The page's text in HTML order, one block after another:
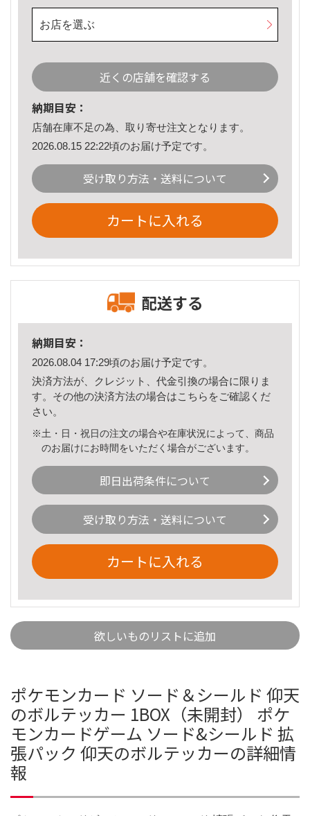
お店を選ぶ
近くの店舗を確認する
納期目安：
店舗在庫不足の為、取り寄せ注文となります。
2026.08.15 22:22頃のお届け予定です。
受け取り方法・送料について
カートに入れる
配送する
納期目安：
2026.08.04 17:29頃のお届け予定です。
決済方法が、クレジット、代金引換の場合に限りま
す。その他の決済方法の場合はこちら をご確認くだ
さい。
※土・日・祝日の注文の場合や在庫状況によって、商品
のお届けにお時間をいただく場合がございます。
即日出荷条件について
受け取り方法・送料について
カートに入れる
欲しいものリストに追加
ポケモンカード ソード＆シールド 仰天
のボルテッカー 1BOX（未開封） ポケ
モンカードゲーム ソード&シールド 拡
張パック 仰天のボルテッカーの詳細情
報